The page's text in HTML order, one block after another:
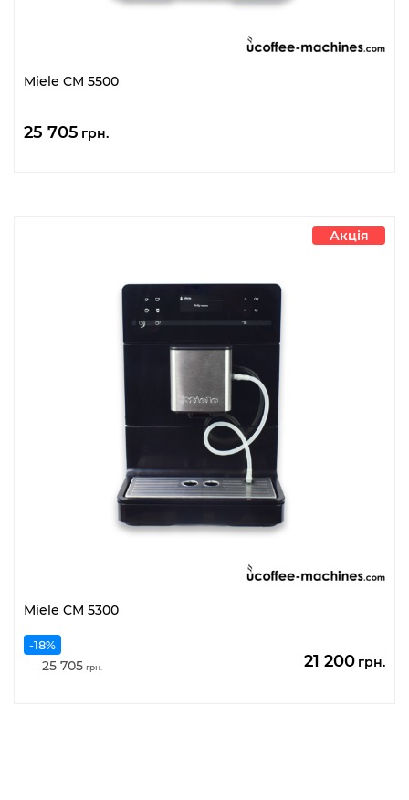
Miele CM 5500
25 705 грн.
Miele CM 5300
Акція
-18%
25 705 грн. 21 200 грн.